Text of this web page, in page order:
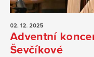
02. 12. 2025
Adventní
Ševčíkové